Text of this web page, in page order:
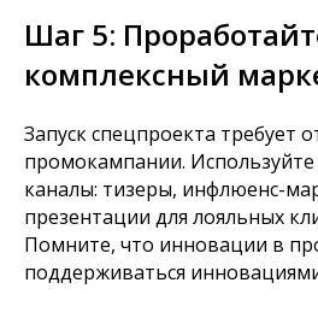
Шаг 5:
комплексный
Запуск спецпроекта требует
промокампании. Используйте
каналы: тизеры, инфлюенс-
презентации для лояльных
Помните, что инновации в
поддерживаться